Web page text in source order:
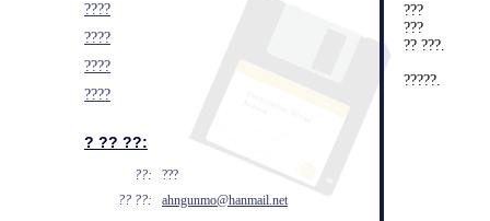
???
???
?? ???.
?????.
????
????
????
????
? ?? ??:
??:
???
?? ??:
ahngunmo@hanmail.net